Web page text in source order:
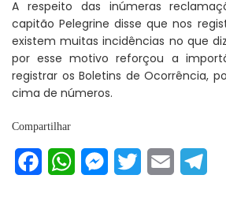
A respeito das inúmeras
capitão Pelegrine disse que nos
existem muitas incidências no que
por esse motivo reforçou a
registrar os Boletins de Ocorrência,
cima de números.
Compartilhar
FacebookWhatsAppMessenger
Twitter Email